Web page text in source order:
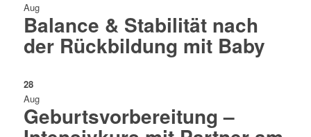
Aug
Balance & Stabilität nach
der Rückbildung mit Baby
28
Aug
Geburtsvorbereitung –